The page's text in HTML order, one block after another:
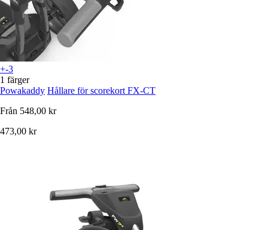
+-3
1 färger
Powakaddy Hållare för scorekort FX-CT
Från 548,00 kr
473,00 kr